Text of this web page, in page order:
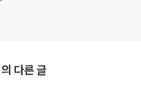
의 다른 글